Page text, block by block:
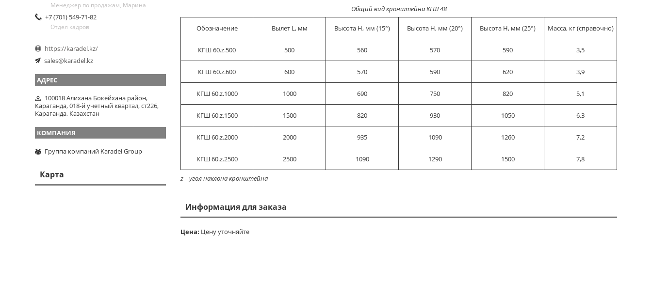
Общий вид кронштейна КГШ 48
Обозначение Вылет L, мм Высота H, мм (15°) Высота H, мм (20°) Высота H, мм (25°) Масса, кг (справочно)
КГШ 60.z.500 500 560 570 590 3,5
КГШ 60.z.600 600 570 590 620 3,9
КГШ 60.z.1000 1000 690 750 820 5,1
КГШ 60.z.1500 1500 820 930 1050 6,3
КГШ 60.z.2000 2000 935 1090 1260 7,2
КГШ 60.z.2500 2500 1090 1290 1500 7,8
z–угол наклона кронштейна
Информация для заказа
Цена: Цену уточняйте
Менеджер по продажам, Марина
+7 (701) 549-71-82
Отдел кадров
https://karadel.kz/
sales@karadel.kz
100018 Алихана Бокейхана район,
Караганда, 018-й учетный квартал, ст226,
Караганда, Казахстан
Группа компаний Karadel Group
Карта